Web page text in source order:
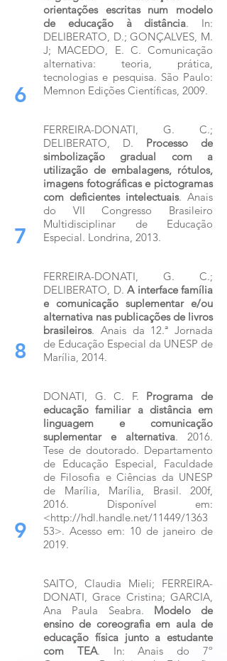
6
8
9
orientações escritas num modelo
de educação à distância. In:
DELIBERATO, D.; GONÇALVES, M.
J; MACEDO, E. C. Comunicação
alternativa: teoria, prática,
tecnologias e pesquisa. São Paulo:
Memnon Edições Científicas, 2009.
FERREIRA-DONATI, G. C.;
DELIBERATO, D. Processo de
simbolização gradual com a
utilização de embalagens, rótulos,
imagens fotográficas e pictogramas
com deficientes intelectuais. Anais
do VII Congresso Brasileiro
Multidisciplinar de Educação
Especial. Londrina, 2013.
FERREIRA-DONATI, G. C.;
DELIBERATO, D. A interface família
e comunicação suplementar e/ou
alternativa nas publicações de livros
brasileiros. Anais da 12.ª Jornada
de Educação Especial da UNESP de
Marília, 2014.
DONATI, G. C. F. Programa de
educação familiar a distância em
linguagem e comunicação
suplementar e alternativa. 2016.
Tese de doutorado. Departamento
de Educação Especial, Faculdade
de Filosofia e Ciências da UNESP
de Marília, Marília, Brasil. 200f,
2016. Disponível em:
<http://hdl.handle.net/11449/1363
53>. Acesso em: 10 de janeiro de
2019.
SAITO, Claudia Mieli; FERREIRA-
DONATI, Grace Cristina; GARCIA,
Ana Paula Seabra. Modelo de
ensino de coreografia em aula de
educação física junto a estudante
com TEA. In: Anais do 7º
7